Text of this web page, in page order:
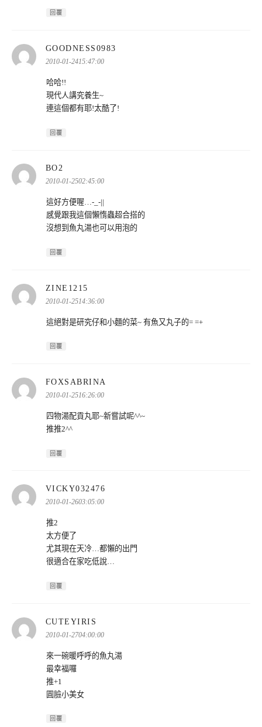
回覆
GOODNESS0983
2010-01-2415:47:00
哈哈!!
現代人講究養生~
連這個都有耶!太酷了!
回覆
BO2
示:
2010-01-2502:45:00
這好方便喔…-_-||
感覺跟我這個懶惰蟲超合搭的
沒想到魚丸湯也可以用泡的
回覆
ZINE1215
示:
2010-01-2514:36:00
這絕對是研究仔和小麵的菜~ 有魚又丸子的= =+
回覆
FOXSABRINA
2010-01-2516:26:00
四物湯配貢丸耶~新嘗試呢^^~
推推2^^
回覆
VICKY032476
2010-01-2603:05:00
推2
太方便了
尤其現在天冷…都懶的出門
很適合在家吃低說…
回覆
CUTEYIRIS
示:
2010-01-2704:00:00
來一碗暖呼呼的魚丸湯
最幸福囉
推+1
圓臉小美女
回覆